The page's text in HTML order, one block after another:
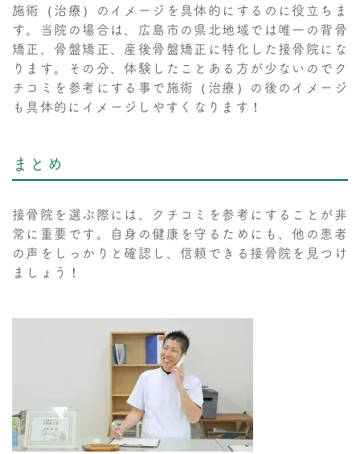
施術（治療）のイメージを具体的にするのに役立ちま
す。当院の場合は、広島市の県北地域では唯一の背骨
矯正、骨盤矯正、産後骨盤矯正に特化した接骨院にな
ります。その分、体験したことある方が少ないのでク
チコミを参考にする事で施術（治療）の後のイメージ
も具体的にイメージしやすくなります！
まとめ
接骨院を選ぶ際には、クチコミを参考にすることが非
常に重要です。自身の健康を守るためにも、他の患者
の声をしっかりと確認し、信頼できる接骨院を見つけ
ましょう！